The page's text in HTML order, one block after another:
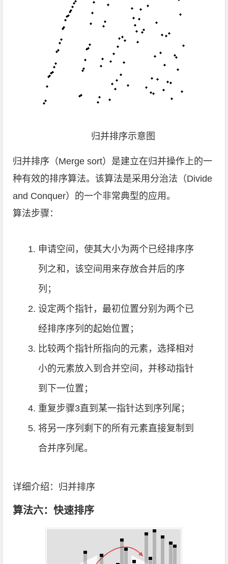
归并排序示意图
归并排序（Merge sort）是建立在归并操作上的一
种有效的排序算法。该算法是采用分治法（Divide
and Conquer）的一个非常典型的应用。
算法步骤：
申请空间，使其大小为两个已经排序序
列之和，该空间用来存放合并后的序
列；
设定两个指针，最初位置分别为两个已
经排序序列的起始位置；
比较两个指针所指向的元素，选择相对
小的元素放入到合并空间，并移动指针
到下一位置；
重复步骤3直到某一指针达到序列尾；
将另一序列剩下的所有元素直接复制到
合并序列尾。
详细介绍： 归并排序
算法六：快速排序